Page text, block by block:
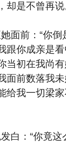
却是不曾再说
前：“你倒是
跟你成亲是
当初在我尚
面前数落我
给我一切梁家
：“你竟这